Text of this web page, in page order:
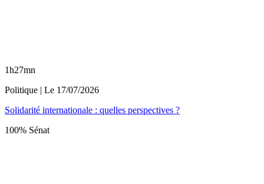
1h27mn
Politique | Le 17/07/2026
Solidarité internationale : quelles perspectives ?
100% Sénat